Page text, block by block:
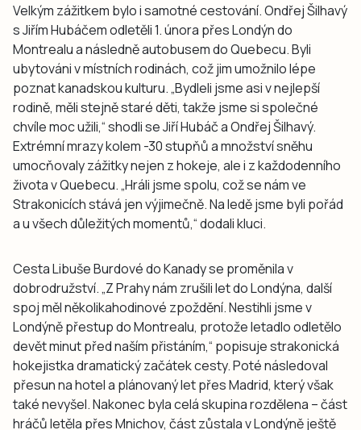
Velkým zážitkem bylo i samotné cestování. Ondřej Šilhavý
s Jiřím Hubáčem odletěli 1. února přes Londýn do
Montrealu a následně autobusem do Quebecu. Byli
ubytováni v místních rodinách, což jim umožnilo lépe
poznat kanadskou kulturu. „Bydleli jsme asi v nejlepší
rodině, měli stejně staré děti, takže jsme si společné
chvíle moc užili,“ shodli se Jiří Hubáč a Ondřej Šilhavý.
Extrémní mrazy kolem -30 stupňů a množství sněhu
umocňovaly zážitky nejen z hokeje, ale i z každodenního
života v Quebecu. „Hráli jsme spolu, což se nám ve
Strakonicích stává jen výjimečně. Na ledě jsme byli pořád
a u všech důležitých momentů,“ dodali kluci.
Cesta Libuše Burdové do Kanady se proměnila v
dobrodružství. „Z Prahy nám zrušili let do Londýna, další
spoj měl několikahodinové zpoždění. Nestihli jsme v
Londýně přestup do Montrealu, protože letadlo odletělo
devět minut před naším přistáním,“ popisuje strakonická
hokejistka dramatický začátek cesty. Poté následoval
přesun na hotel a plánovaný let přes Madrid, který však
také nevyšel. Nakonec byla celá skupina rozdělena – část
hráčů letěla přes Mnichov, část zůstala v Londýně ještě